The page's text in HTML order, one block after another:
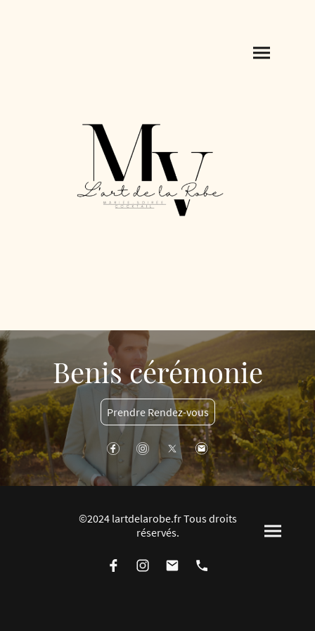
Benis cérémonie
Prendre Rendez-vous
©2024 lartdelarobe.fr Tous droits
réservés.